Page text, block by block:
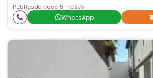
Publicado hace 5 meses
WhatsApp